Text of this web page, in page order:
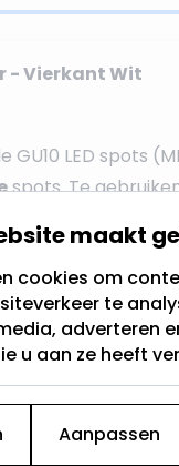
- Vierkant Wit
LED spots
spots. Te
met een
maakt
cookies om
te
adverteren
u aan ze heeft
Aanpassen